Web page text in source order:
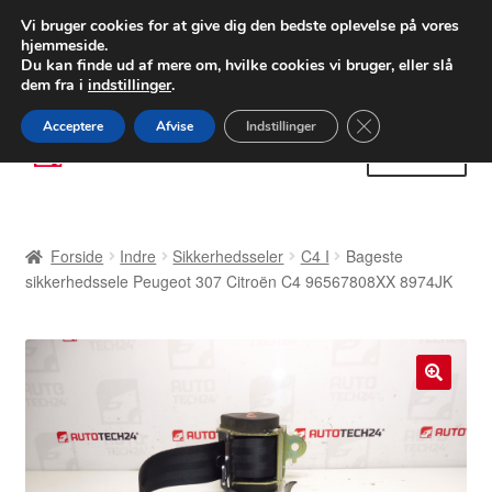
LEVERING fra 55 kr.
FEDEX verdensomspændende forsendelse
80 82 72 02
Spring
til
Spring
til
Betalinger
Klageprocedure
Forside Indre Sikkerhedsseler C4 I
Bageste
sikkerhedssele Peugeot 307 Citroën C4 96567808XX 8974JK
Vi bruger cookies for at give dig den bedste oplevelse på vores
hjemmeside.
Du kan finde ud af mere om, hvilke cookies vi bruger, eller slå
dem fra i indstillinger.
Acceptere Afvise Indstillinger Close GDPR